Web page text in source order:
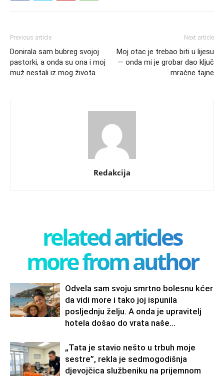
Previous article
Donirala sam bubreg svojoj
pastorki, a onda su ona i moj
muž nestali iz mog života
Next article
Moj otac je trebao biti u lijesu
— onda mi je grobar dao ključ
mračne tajne
Redakcija
related articles
more from author
Odvela sam svoju smrtno bolesnu kćer
da vidi more i tako joj ispunila
posljednju želju. A onda je upravitelj
hotela došao do vrata naše...
„Tata je stavio nešto u trbuh moje
sestre”, rekla je sedmogodišnja
djevojčica službeniku na prijemnom